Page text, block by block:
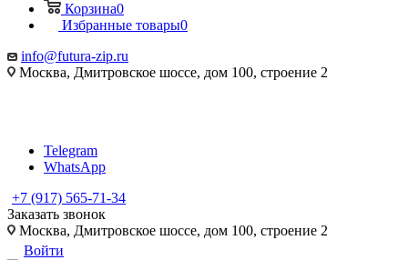
Корзина0
Избранные товары0
info@futura-zip.ru
Москва, Дмитровское шоссе, дом 100, строение 2
Telegram
WhatsApp
+7 (917) 565-71-34
Заказать звонок
Москва, Дмитровское шоссе, дом 100, строение 2
Войти